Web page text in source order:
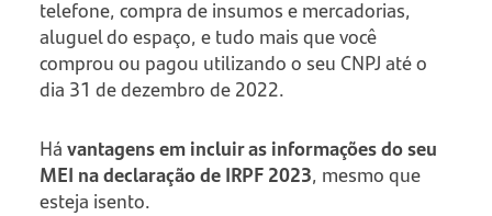
telefone, compra de insumos e mercadorias,
aluguel do espaço, e tudo mais que você
comprou ou pagou utilizando o seu CNPJ até o
dia 31 de dezembro de 2022.
Hávantagens em incluir as informações do seu
MEI na declaração de IRPF 2023, mesmo que
esteja isento.